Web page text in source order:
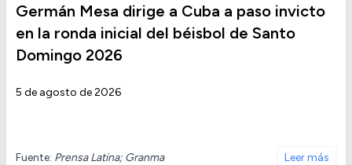
Germán Mesa dirige a Cuba a paso invicto
en la ronda inicial del béisbol de Santo
Domingo 2026
5 de agosto de 2026
Fuente: Prensa Latina; Granma Leer más